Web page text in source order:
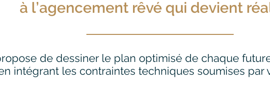
à l’agencement rêvé qui devient
de dessiner le plan optimisé de chaque
intégrant les contraintes techniques soumises par